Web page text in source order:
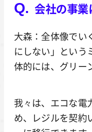
会社の事業
大森：全体像でい
にしない」という
体的には、グリー
我々は、エコな電
め、レジルを契約